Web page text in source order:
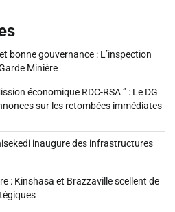
bonne gouvernance : L’inspection
Minière
économique RDC-RSA ” : Le DG
sur les retombées immédiates
inaugure des infrastructures
: Kinshasa et Brazzaville scellent de